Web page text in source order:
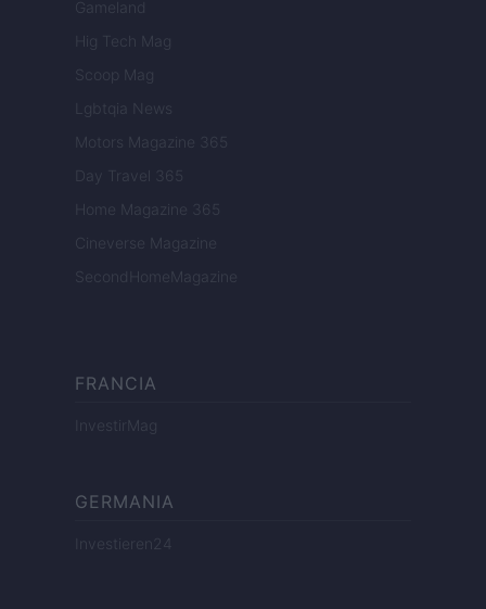
Gameland
Hig Tech Mag
Scoop Mag
Lgbtqia News
Motors Magazine 365
Day Travel 365
Home Magazine 365
Cineverse Magazine
SecondHomeMagazine
FRANCIA
InvestirMag
GERMANIA
Investieren24